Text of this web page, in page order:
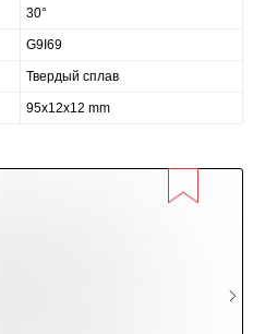
30°
G9I69
Твердый сплав
95x12x12 mm